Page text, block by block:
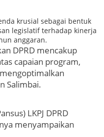
krusial sebagai bentuk
legislatif terhadap kinerja
anggaran.
DPRD mencakup
capaian program,
Salimbai.
LKPJ DPRD
menyampaikan